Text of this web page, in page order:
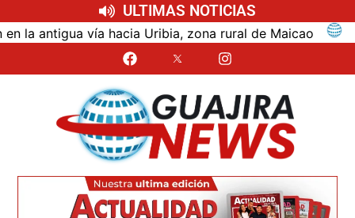
ULTIMAS NOTICIAS
vía hacia Uribia, zona rural de Maicao